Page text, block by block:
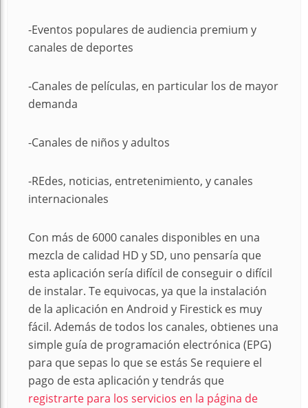
-Eventos populares de audiencia premium y
canales de deportes
-Canales de películas, en particular los de mayor
demanda
-Canales de niños y adultos
-REdes, noticias, entretenimiento, y canales
internacionales
Con más de 6000 canales disponibles en una
mezcla de calidad HD y SD, uno pensaría que
esta aplicación sería difícil de conseguir o difícil
de instalar. Te equivocas, ya que la instalación
de la aplicación en Android y Firestick es muy
fácil. Además de todos los canales, obtienes una
simple guía de programación electrónica (EPG)
para que sepas lo que se estás Se requiere el
pago de esta aplicación y tendrás que
registrarte para los servicios en la página de